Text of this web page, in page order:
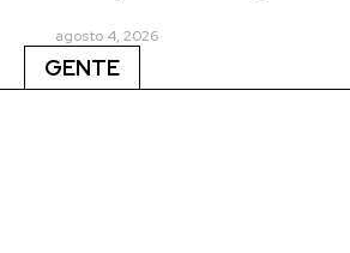
agosto 4, 2026
GENTE